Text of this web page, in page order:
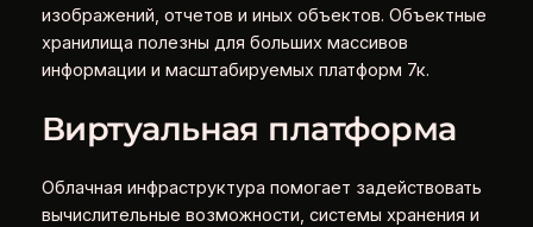
изображений, отчетов и иных объектов. Объектные
хранилища полезны для больших массивов
информации и масштабируемых платформ 7к.
Виртуальная платформа
Облачная инфраструктура помогает задействовать
вычислительные возможности, системы хранения и